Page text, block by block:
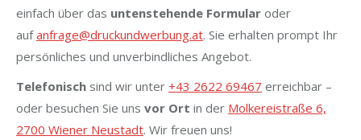
einfach über das untenstehende Formular oder
aufanfrage@druckundwerbung.at. Sie erhalten prompt Ihr
persönliches und unverbindliches Angebot.
Telefonisch sind wir unter +43 2622 69467 erreichbar –
oder besuchen Sie uns vor Ort in der Molkereistraße 6,
2700 Wiener Neustadt. Wir freuen uns!